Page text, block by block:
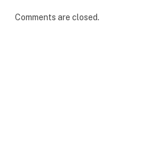
Comments are closed.